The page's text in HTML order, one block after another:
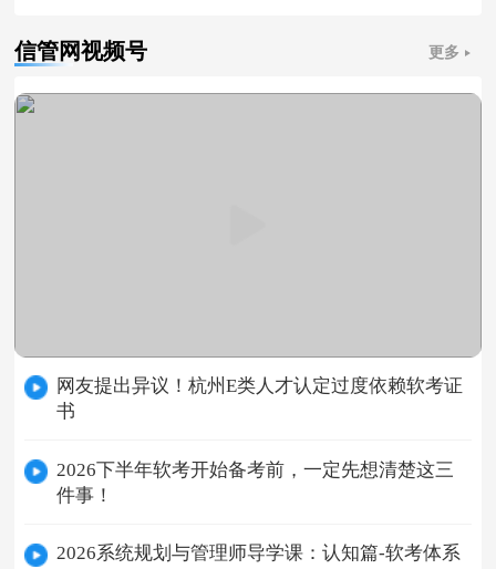
信管网视频号 更多
网友提出异议！杭州E类人才认定过度依赖软考证
书
2026下半年软考开始备考前，一定先想清楚这三
件事！
2026系统规划与管理师导学课：认知篇-软考体系